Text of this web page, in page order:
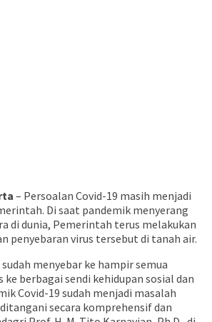
– Persoalan Covid-19 masih menjadi
Di saat pandemik menyerang
di dunia, Pemerintah terus melakukan
penyebaran virus tersebut di tanah air.
menyebar ke hampir semua
berbagai sendi kehidupan sosial dan
Covid-19 sudah menjadi masalah
secara komprehensif dan